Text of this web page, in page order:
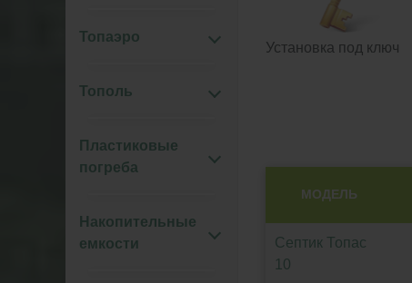
Топаэро
Тополь
Пластиковые
погреба
Накопительные
емкости
Установка под ключ
МОДЕЛЬ
Септик Топас
10